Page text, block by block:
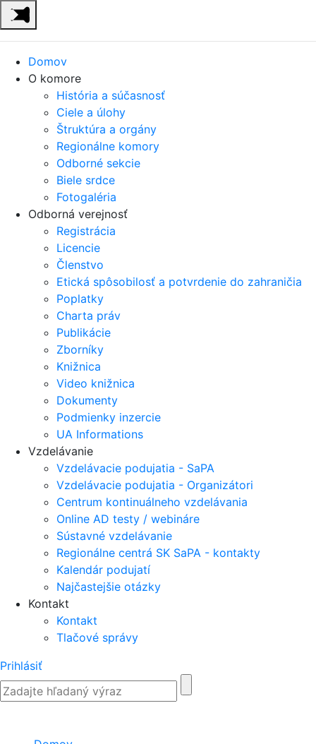
Domov
O komore
História a súčasnosť
Ciele a úlohy
Štruktúra a orgány
Regionálne komory
Odborné sekcie
Biele srdce
Fotogaléria
Odborná verejnosť
Registrácia
Licencie
Členstvo
Etická spôsobilosť a potvrdenie do zahraničia
Poplatky
Charta práv
Publikácie
Zborníky
Knižnica
Video knižnica
Dokumenty
Podmienky inzercie
UA Informations
Vzdelávanie
Vzdelávacie podujatia - SaPA
Vzdelávacie podujatia - Organizátori
Centrum kontinuálneho vzdelávania
Online AD testy / webináre
Sústavné vzdelávanie
Regionálne centrá SK SaPA - kontakty
Kalendár podujatí
Najčastejšie otázky
Kontakt
Kontakt
Tlačové správy
Prihlásiť